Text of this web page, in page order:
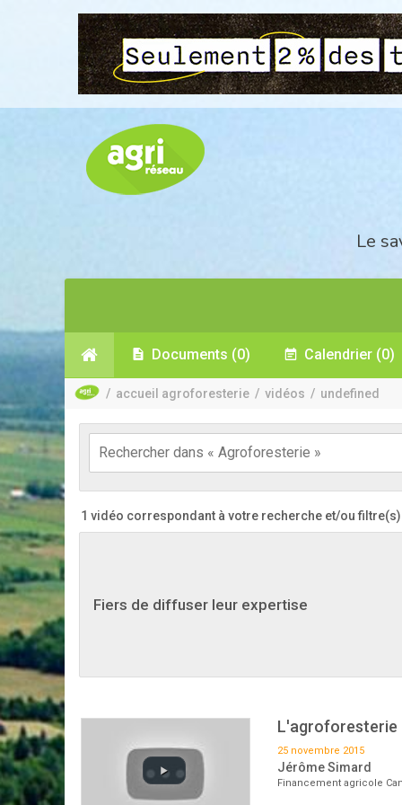
Le
Documents (0) Calendrier (0)
/ accueil agroforesterie / vidéos / undefined
1 vidéo correspondant à votre recherche et/ou
Fiers de diffuser leur expertise
L'agroforesterie
25 novembre 2015
Jérôme Simard
Financement agricole